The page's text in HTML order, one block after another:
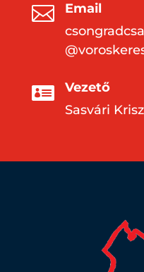

Email

Vezető
Sasvári